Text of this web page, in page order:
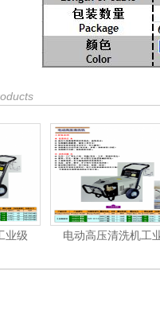
业级 电动高压清洗机工